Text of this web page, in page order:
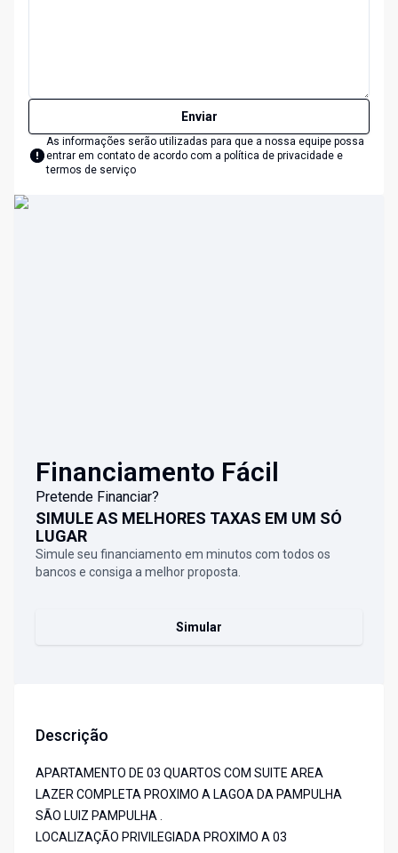
Enviar
As informações serão utilizadas para que a nossa equipe possa
entrar em contato de acordo com a política de privacidade e
termos de serviço
Financiamento Fácil
Pretende Financiar?
SIMULE AS MELHORES TAXAS EM UM SÓ
LUGAR
Simule seu financiamento em minutos com todos os
bancos e consiga a melhor proposta.
Simular
Descrição
APARTAMENTO DE 03 QUARTOS COM SUITE AREA
LAZER COMPLETA PROXIMO A LAGOA DA PAMPULHA
SÃO LUIZ PAMPULHA .
LOCALIZAÇÃO PRIVILEGIADA PROXIMO A 03